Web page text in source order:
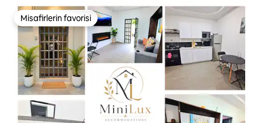
Misafirlerin favorisi
Misafirlerin favorisi